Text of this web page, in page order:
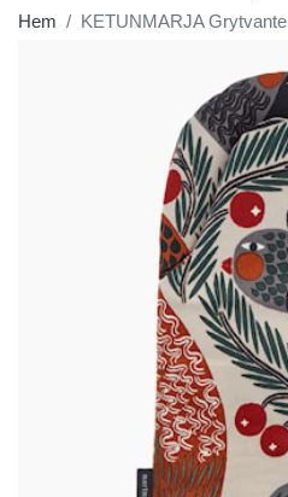
Hem KETUNMARJA Grytvante